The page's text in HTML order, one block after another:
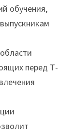
обучения,
перед Т-